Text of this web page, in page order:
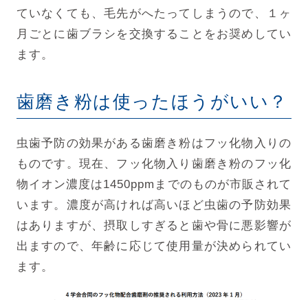
ていなくても、毛先がへたってしまうので、１ヶ
月ごとに歯ブラシを交換することをお奨めしてい
ます。
歯磨き粉は使ったほうがいい？
虫歯予防の効果がある歯磨き粉はフッ化物入りの
ものです。現在、フッ化物入り歯磨き粉のフッ化
物イオン濃度は1450ppmまでのものが市販されて
います。濃度が高ければ高いほど虫歯の予防効果
はありますが、摂取しすぎると歯や骨に悪影響が
出ますので、年齢に応じて使用量が決められてい
ます。